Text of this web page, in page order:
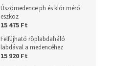
Úszómedence ph és klór mérő
eszköz
15 475 Ft
Felfújható röplabdaháló
labdával a medencéhez
15 920 Ft